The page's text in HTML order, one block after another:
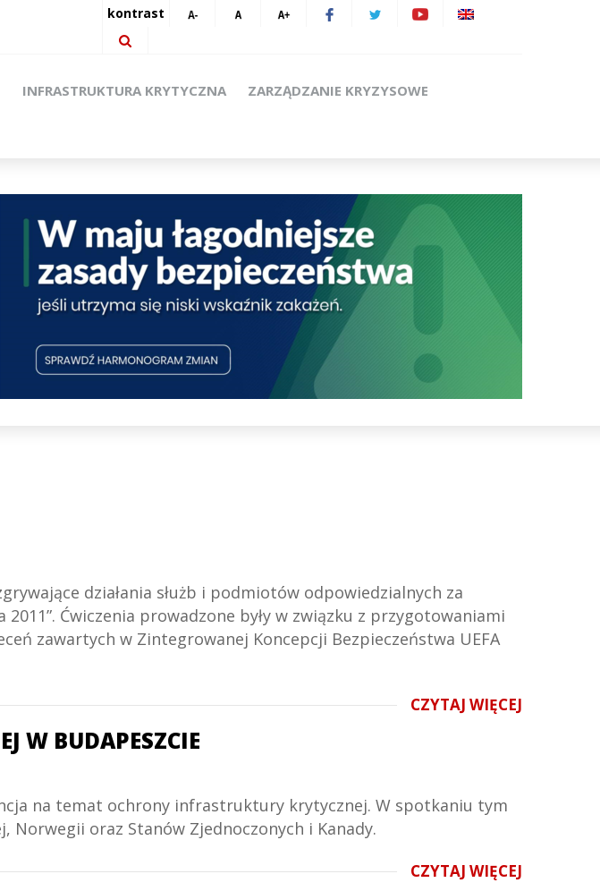
kontrast
INFRASTRUKTURA KRYTYCZNA ZARZĄDZANIE KRYZYSOWE
działania służb i podmiotów odpowiedzialnych za
Ćwiczenia prowadzone były w związku z przygotowaniami
zawartych w Zintegrowanej Koncepcji Bezpieczeństwa UEFA
CZYTAJ WIĘCEJ
W BUDAPESZCIE
na temat ochrony infrastruktury krytycznej. W spotkaniu tym
Norwegii oraz Stanów Zjednoczonych i Kanady.
CZYTAJ WIĘCEJ